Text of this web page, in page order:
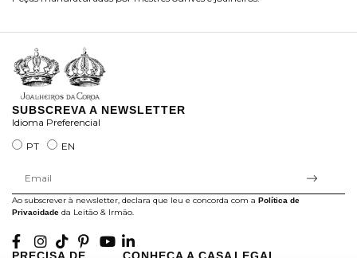
SUBSCREVA A NEWSLETTER
Idioma Preferencial
PT
EN
Ao subscrever à newsletter, declara que leu e concorda com a Política de
Privacidade da Leitão & Irmão.